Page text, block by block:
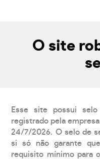
O site
Esse site possui
registrado pela
24/7/2026. O selo de
si só não garante
requisito mínimo para